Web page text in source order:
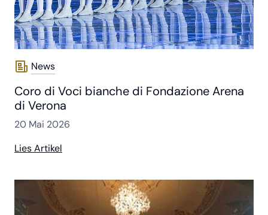
News
Coro di Voci bianche di Fondazione Arena
di Verona
20 Mai 2026
Lies Artikel